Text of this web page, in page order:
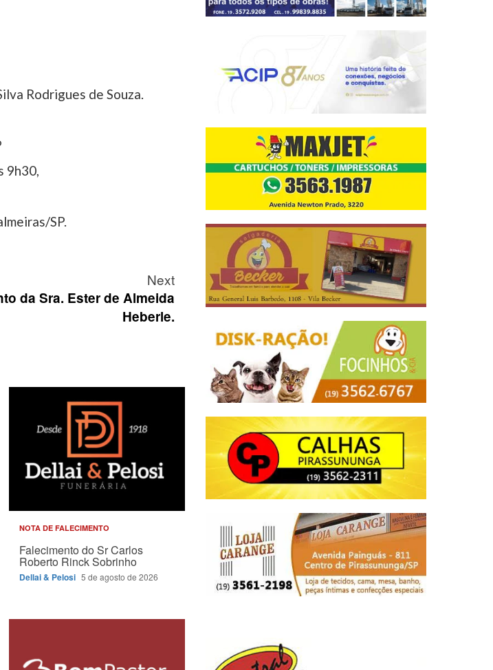
Rodrigues de Souza.
9h30,
SP.
Next
da Sra. Ester de Almeida
Heberle.
NOTA DE FALECIMENTO
Falecimento do Sr Carlos
Roberto Rinck Sobrinho
Dellai & Pelosi 5 de agosto de 2026